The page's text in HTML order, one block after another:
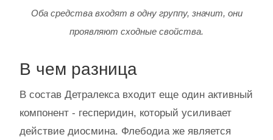
Оба средства входят в одну группу, значит, они
проявляют сходные свойства.
В чем разница
В состав Детралекса входит еще один активный
компонент - гесперидин, который усиливает
действие диосмина. Флебодиа же является